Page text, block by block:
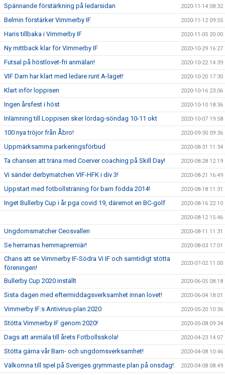
Spännande förstärkning på ledarsidan 2020-11-14 08:32
Belmin förstärker Vimmerby IF 2020-11-12 09:55
Haris tillbaka i Vimmerby IF 2020-11-05 20:00
Ny mittback klar för Vimmerby IF 2020-10-29 16:27
Futsal på höstlovet-fri anmälan! 2020-10-22 14:39
VIF Dam har klart med ledare runt A-laget! 2020-10-20 17:30
Klart inför loppisen 2020-10-16 23:06
Ingen årsfest i höst 2020-10-10 18:36
Inlämning till Loppisen sker lördag-söndag 10-11 okt 2020-10-07 19:58
100 nya tröjor från Åbro! 2020-09-30 09:36
Uppmärksamma parkeringsförbud 2020-08-31 11:34
Ta chansen att träna med Coerver coaching på Skill Day! 2020-08-28 12:19
Vi sänder derbymatchen VIF-HFK i div 3! 2020-08-21 16:49
Uppstart med fotbollsträning för barn födda 2014! 2020-08-18 11:31
Inget Bullerby Cup i år pga covid 19, däremot en BC-golf 2020-08-16 22:10
2020-08-12 15:46
Ungdomsmatcher Ceosvallen 2020-08-11 11:31
Se herrarnas hemmapremiär! 2020-08-03 17:01
Chans att se Vimmerby IF-Södra Vi IF och samtidigt stötta
föreningen!
2020-07-02 11:00
Bullerby Cup 2020 inställt 2020-06-05 08:18
Sista dagen med eftermiddagsverksamhet innan lovet! 2020-06-04 18:01
Vimmerby IF:s Antivirus-plan 2020 2020-05-20 10:36
Stötta Vimmerby IF genom 2020! 2020-05-08 09:34
Dags att anmäla till årets Fotbollsskola! 2020-04-23 14:07
Stötta gärna vår Barn- och ungdomsverksamhet! 2020-04-08 10:46
Välkomna till spel på Sveriges grymmaste plan på onsdag! 2020-04-08 08:49